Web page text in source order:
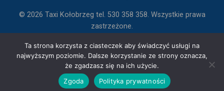
© 2026 Taxi Kołobrzeg tel. 530 358 358. Wszystkie prawa
zastrzeżone.
Ta strona korzysta z ciasteczek aby świadczyć usługi na
najwyższym poziomie. Dalsze korzystanie ze strony oznacza,
że zgadzasz się na ich użycie.
Zgoda
Polityka prywatności